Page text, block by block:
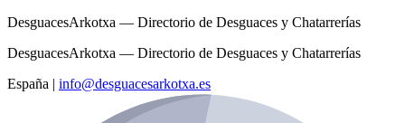
DesguacesArkotxa — Directorio de Desguaces y Chatarrerías
DesguacesArkotxa — Directorio de Desguaces y Chatarrerías
España | info@desguacesarkotxa.es